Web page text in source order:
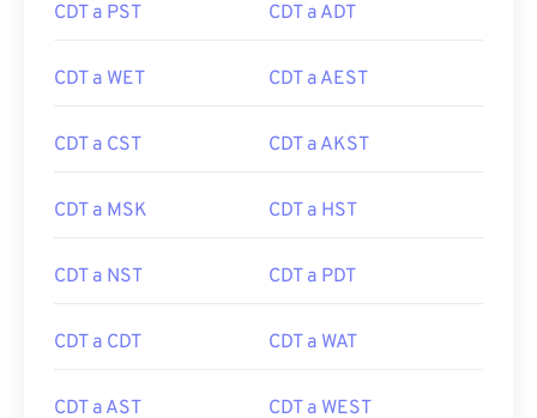
CDT a PST CDT a ADT
CDT a WET CDT a AEST
CDT a CST CDT a AKST
CDT a MSK CDT a HST
CDT a NST CDT a PDT
CDT a CDT CDT a WAT
CDT a AST CDT a WEST